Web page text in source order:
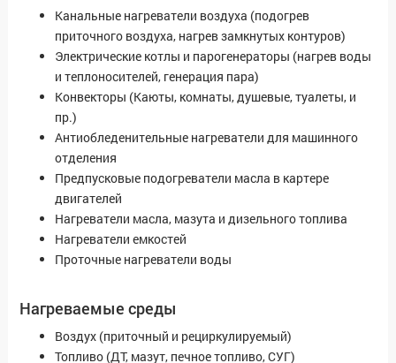
Канальные нагреватели воздуха (подогрев
приточного воздуха, нагрев замкнутых контуров)
Электрические котлы и парогенераторы (нагрев воды
и теплоносителей, генерация пара)
Конвекторы (Каюты, комнаты, душевые, туалеты, и
пр.)
Антиобледенительные нагреватели для машинного
отделения
Предпусковые подогреватели масла в картере
двигателей
Нагреватели масла, мазута и дизельного топлива
Нагреватели емкостей
Проточные нагреватели воды
Нагреваемые среды
Воздух (приточный и рециркулируемый)
Топливо (ДТ, мазут, печное топливо, СУГ)